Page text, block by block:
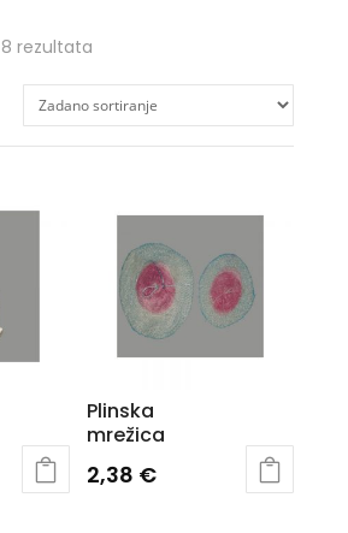
rezultata
Plinska
mrežica
2,38 €